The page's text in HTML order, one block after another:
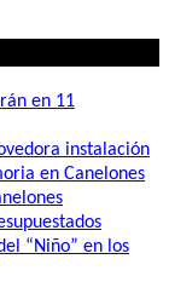
en 11
instalación
en Canelones
“Niño” en los